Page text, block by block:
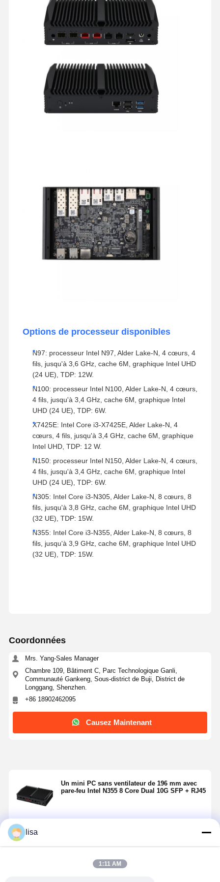
Options de processeur disponibles
N97: processeur Intel N97, Alder Lake-N, 4 cœurs, 4
fils, jusqu'à 3,6 GHz, cache 6M, graphique Intel UHD
(24 UE), TDP: 12W.
N100: processeur Intel N100, Alder Lake-N, 4 cœurs,
4 fils, jusqu'à 3,4 GHz, cache 6M, graphique Intel
UHD (24 UE), TDP: 6W.
X7425E: Intel Core i3-X7425E, Alder Lake-N, 4
cœurs, 4 fils, jusqu'à 3,4 GHz, cache 6M, graphique
Intel UHD, TDP: 12 W.
N150: processeur Intel N150, Alder Lake-N, 4 cœurs,
4 fils, jusqu'à 3,4 GHz, cache 6M, graphique Intel
UHD (24 UE), TDP: 6W.
N305: Intel Core i3-N305, Alder Lake-N, 8 cœurs, 8
fils, jusqu'à 3,8 GHz, cache 6M, graphique Intel UHD
(32 UE), TDP: 15W.
N355: Intel Core i3-N355, Alder Lake-N, 8 cœurs, 8
fils, jusqu'à 3,9 GHz, cache 6M, graphique Intel UHD
(32 UE), TDP: 15W.
Coordonnées
Mrs. Yang-Sales Manager
Chambre 109, Bâtiment C, Parc Technologique Ganli,
Communauté Gankeng, Sous-district de Buji, District de
Longgang, Shenzhen.
+86 18902462095
Causez Maintenant
Un mini PC sans ventilateur de 196 mm avec
pare-feu Intel N355 8 Core Dual 10G SFP + RJ45
Produits Recommandés
lisa
1:11 AM